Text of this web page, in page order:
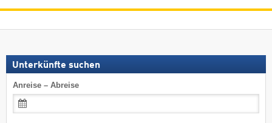
Unterkünfte suchen
Anreise – Abreise